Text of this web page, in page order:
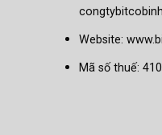
Website:
Mã số thuế: